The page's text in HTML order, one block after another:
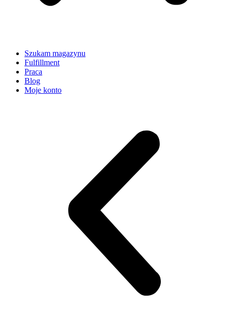
Szukam magazynu
Fulfillment
Praca
Blog
Moje konto